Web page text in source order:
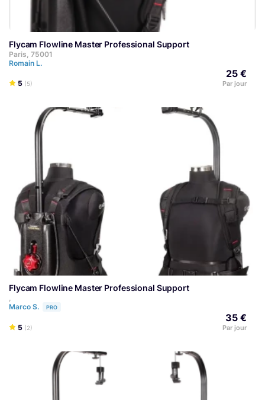
Flycam Flowline Master Professional Support
Paris, 75001
Romain L.
5 (5)
25 €
Par jour
Flycam Flowline Master Professional Support
,
Marco S.
PRO
5 (2)
35 €
Par jour